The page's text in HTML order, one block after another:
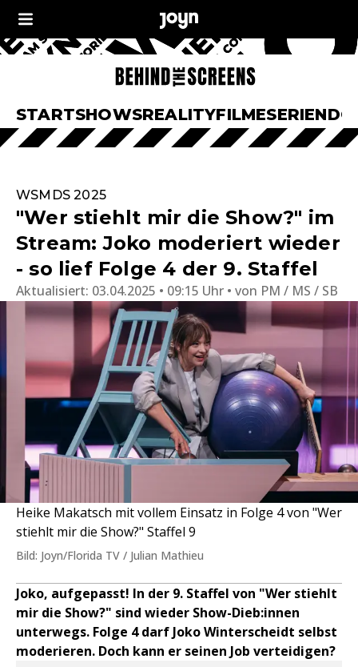
STARTSHOWSREALITYFILMESERIEN
WSMDS 2025
"Wer stiehlt mir die Show?" im
Stream: Joko moderiert wieder
- so lief Folge 4 der 9. Staffel
Aktualisiert: 03.04.2025 • 09:15 Uhr von PM / MS / SB
Heike Makatsch mit vollem Einsatz in Folge 4 von "Wer
stiehlt mir die Show?" Staffel 9
Bild: Joyn/Florida TV / Julian Mathieu
Joko, aufgepasst! In der 9. Staffel von "Wer stiehlt
mir die Show?" sind wieder Show-Dieb:innen
unterwegs. Folge 4 darf Joko Winterscheidt selbst
moderieren. Doch kann er seinen Job verteidigen?